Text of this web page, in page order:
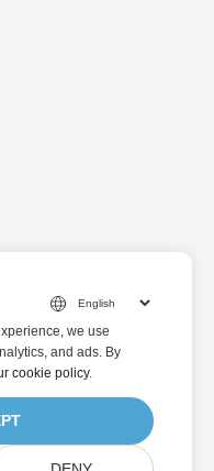
we use
and ads. By
cookie policy.